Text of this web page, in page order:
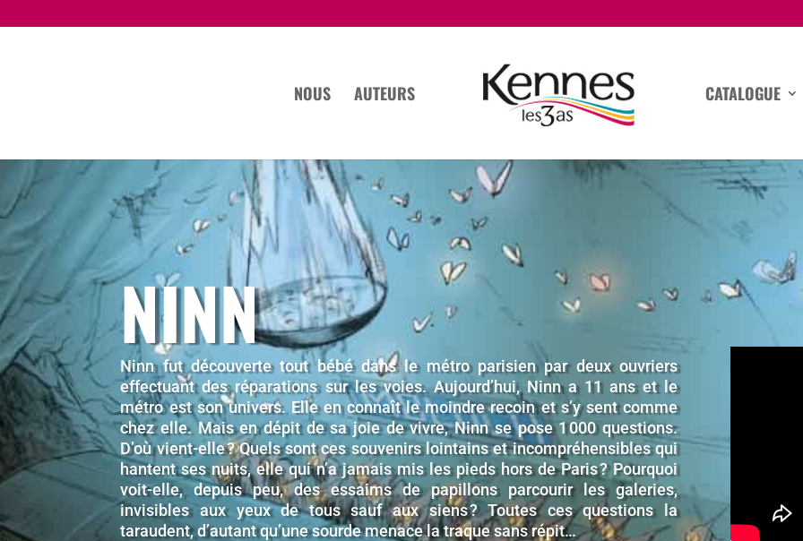
NOUS AUTEURS CATALOGUE
NINN
Ninn fut découverte tout bébé dans le métro parisien par deux ouvriers
effectuant des réparations sur les voies. Aujourd’hui, Ninn a 11 ans et le
métro est son univers. Elle en connaît le moindre recoin et s’y sent comme
chez elle. Mais en dépit de sa joie de vivre, Ninn se pose 1 000 questions.
D’où vient-elle ? Quels sont ces souvenirs lointains et incompréhensibles qui
hantent ses nuits, elle qui n’a jamais mis les pieds hors de Paris ? Pourquoi
voit-elle, depuis peu, des essaims de papillons parcourir les galeries,
invisibles aux yeux de tous sauf aux siens ? Toutes ces questions la
taraudent, d’autant qu’une sourde menace la traque sans répit…